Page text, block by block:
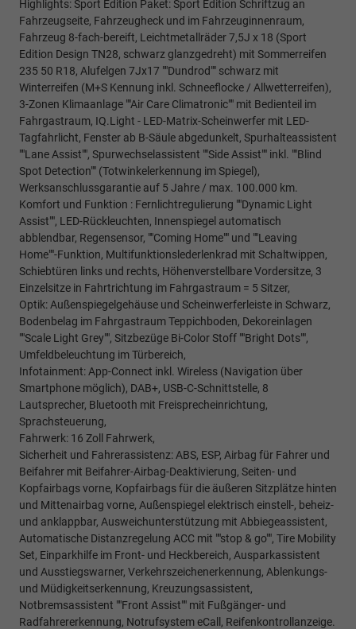
Highlights: Sport Edition Paket: Sport Edition Schriftzug an
Fahrzeugseite, Fahrzeugheck und im Fahrzeuginnenraum,
Fahrzeug 8-fach-bereift, Leichtmetallräder 7,5J x 18 (Sport
Edition Design TN28, schwarz glanzgedreht) mit Sommerreifen
235 50 R18, Alufelgen 7Jx17 ""Dundrod"" schwarz mit
Winterreifen (M+S Kennung inkl. Schneeflocke / Allwetterreifen),
3-Zonen Klimaanlage ""Air Care Climatronic"" mit Bedienteil im
Fahrgastraum, IQ.Light - LED-Matrix-Scheinwerfer mit LED-
Tagfahrlicht, Fenster ab B-Säule abgedunkelt, Spurhalteassistent
""Lane Assist"", Spurwechselassistent ""Side Assist"" inkl. ""Blind
Spot Detection"" (Totwinkelerkennung im Spiegel),
Werksanschlussgarantie auf 5 Jahre / max. 100.000 km.
Komfort und Funktion : Fernlichtregulierung ""Dynamic Light
Assist"", LED-Rückleuchten, Innenspiegel automatisch
abblendbar, Regensensor, ""Coming Home"" und ""Leaving
Home""-Funktion, Multifunktionslederlenkrad mit Schaltwippen,
Schiebtüren links und rechts, Höhenverstellbare Vordersitze, 3
Einzelsitze in Fahrtrichtung im Fahrgastraum = 5 Sitzer,
Optik: Außenspiegelgehäuse und Scheinwerferleiste in Schwarz,
Bodenbelag im Fahrgastraum Teppichboden, Dekoreinlagen
""Scale Light Grey"", Sitzbezüge Bi-Color Stoff ""Bright Dots"",
Umfeldbeleuchtung im Türbereich,
Infotainment: App-Connect inkl. Wireless (Navigation über
Smartphone möglich), DAB+, USB-C-Schnittstelle, 8
Lautsprecher, Bluetooth mit Freisprecheinrichtung,
Sprachsteuerung,
Fahrwerk: 16 Zoll Fahrwerk,
Sicherheit und Fahrerassistenz: ABS, ESP, Airbag für Fahrer und
Beifahrer mit Beifahrer-Airbag-Deaktivierung, Seiten- und
Kopfairbags vorne, Kopfairbags für die äußeren Sitzplätze hinten
und Mittenairbag vorne, Außenspiegel elektrisch einstell-, beheiz-
und anklappbar, Ausweichunterstützung mit Abbiegeassistent,
Automatische Distanzregelung ACC mit ""stop & go"", Tire Mobility
Set, Einparkhilfe im Front- und Heckbereich, Ausparkassistent
und Ausstiegswarner, Verkehrszeichenerkennung, Ablenkungs-
und Müdigkeitserkennung, Kreuzungsassistent,
Notbremsassistent ""Front Assist"" mit Fußgänger- und
Radfahrererkennung, Notrufsystem eCall, Reifenkontrollanzeige.